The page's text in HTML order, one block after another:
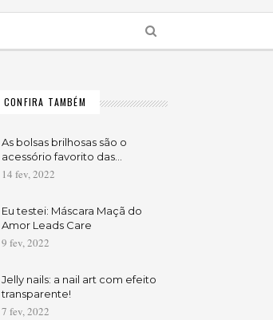
CONFIRA TAMBÉM
As bolsas brilhosas são o
acessório favorito das…
14 fev, 2022
Eu testei: Máscara Maçã do
Amor Leads Care
9 fev, 2022
Jelly nails: a nail art com efeito
transparente!
7 fev, 2022